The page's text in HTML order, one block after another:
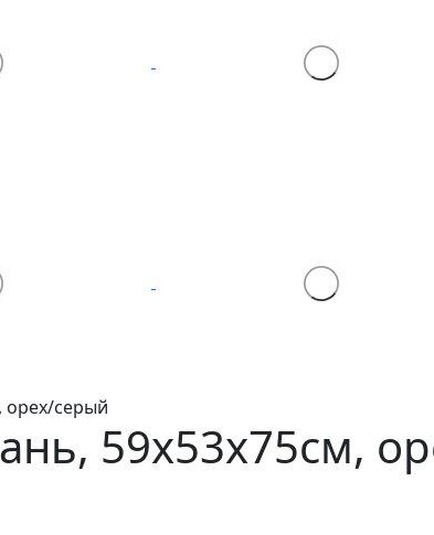
орех/серый
59х53х75см,